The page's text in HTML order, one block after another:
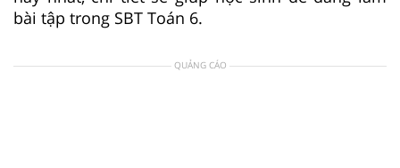
bài tập trong SBT Toán 6.
QUẢNG CÁO